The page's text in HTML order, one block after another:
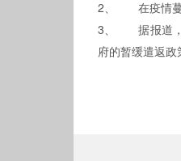
2、 在疫情蔓延
3、 据报道
府的暂缓遣返政